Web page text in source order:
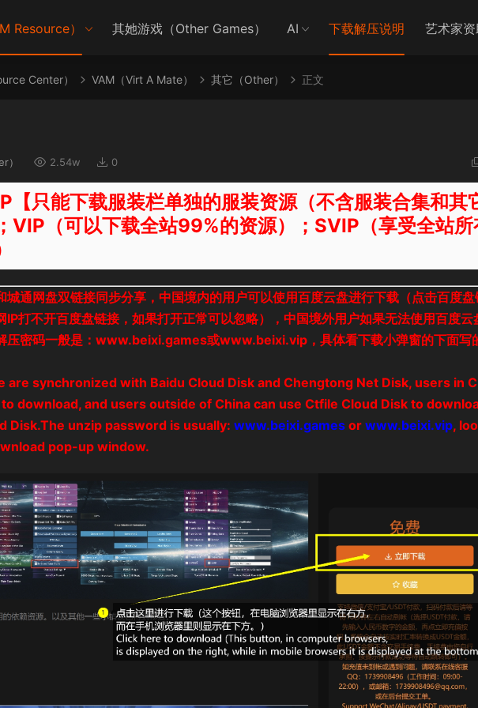
Resource） 其她游戏（Other Games） AI 下载解压说明 艺术家
Center） VAM（Virt A Mate） 其它（Other） 正文
） 2.54w 0
【只能下载服装栏单独的服装资源（不含服装合集和其
VIP（可以下载全站99%的资源）；SVIP（享受全站所
城通网盘双链接同步分享，中国境内的用户可以使用百度云盘进行下载（点击百度盘
IP打不开百度盘链接，如果打开正常可以忽略），中国境外用户如果无法使用百度云
压密码一般是：www.beixi.games或www.beixi.vip，具体看下载小弹窗的下面写
synchronized with Baidu Cloud Disk and Chengtong Net Disk, users in
download, and users outside of China can use Ctfile Cloud Disk to
Disk.The unzip password is usually: www.beixi.games or www.beixi.vip,
pop-up window.